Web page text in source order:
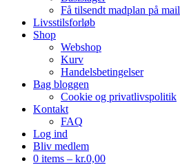
Få tilsendt madplan på mail
Livsstilsforløb
Shop
Webshop
Kurv
Handelsbetingelser
Bag bloggen
Cookie og privatlivspolitik
Kontakt
FAQ
Log ind
Bliv medlem
0 items – kr.0,00